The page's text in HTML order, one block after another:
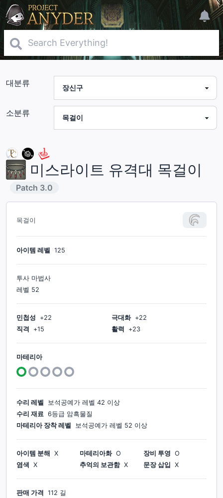
대분류
소분류
미스라이트 유격대 목걸이
Patch 3.0
목걸이
아이템 레벨 125
투사 마법사
레벨 52
민첩성 +22 극대화 +22
직격
+15 활력 +23
마테리아
수리 레벨 보석공예가 레벨 42 이상
수리 재료 6등급 암흑물질
마테리아 장착 레벨
보석공예가 레벨 52 이상
아이템 분해 X 마테리아화 O 장비 투영 O
염색
X 추억의 보관함 X 문장 삽입 X
판매 가격
112 길